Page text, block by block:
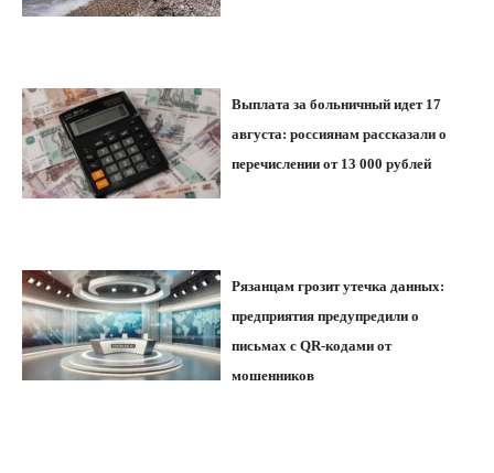
Выплата за больничный идет 17
августа: россиянам рассказали о
перечислении от 13 000 рублей
Рязанцам грозит утечка данных:
предприятия предупредили о
письмах с QR-кодами от
мошенников